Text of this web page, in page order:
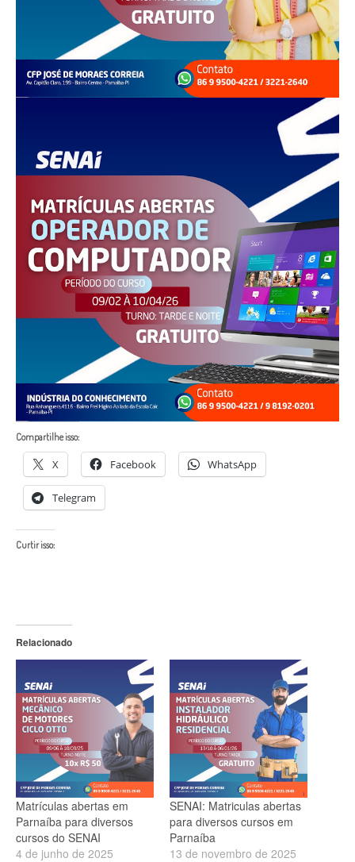
Compartilhe isso:
X Facebook WhatsApp
Telegram
Curtir isso:
Relacionado
Matrículas abertas em
Parnaíba para diversos
cursos do SENAI
4 de junho de 2025
SENAI: Matriculas abertas
para diversos cursos em
Parnaíba
13 de novembro de 2025